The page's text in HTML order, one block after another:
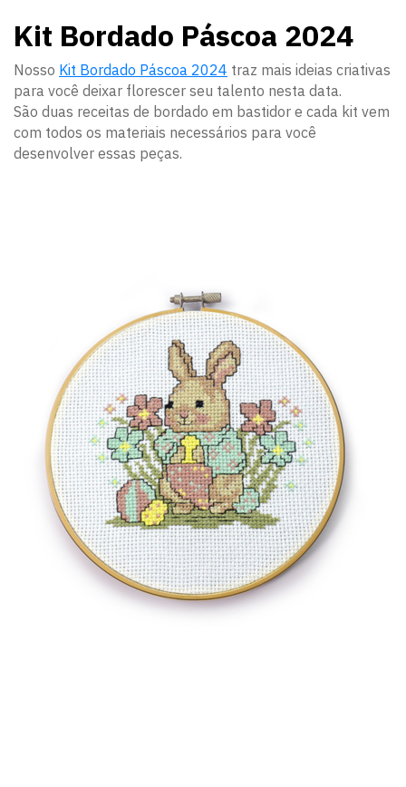
Kit Bordado Páscoa 2024
Nosso Kit Bordado Páscoa 2024 traz mais ideias criativas
para você deixar florescer seu talento nesta data.
São duas receitas de bordado em bastidor e cada kit vem
com todos os materiais necessários para você
desenvolver essas peças.